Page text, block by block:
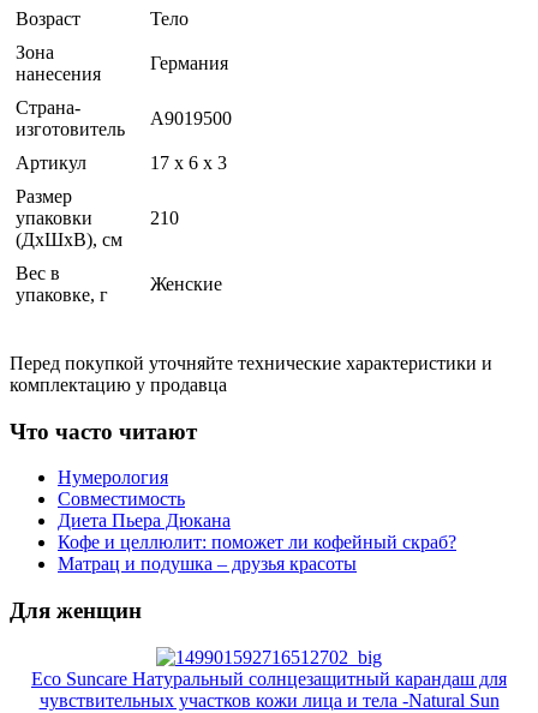
Возраст
Тело
Зона
нанесения
Германия
Страна-
изготовитель
A9019500
Артикул
17 x 6 x 3
Размер
упаковки
(ДхШхВ), см
210
Вес в
упаковке, г
Женские
Перед покупкой уточняйте технические характеристики и
комплектацию у продавца
Что часто читают
Нумерология
Совместимость
Диета Пьера Дюкана
Кофе и целлюлит: поможет ли кофейный скраб?
Матрац и подушка – друзья красоты
Для женщин
Eco Suncare Натуральный солнцезащитный карандаш для
чувствительных участков кожи лица и тела -Natural Sun